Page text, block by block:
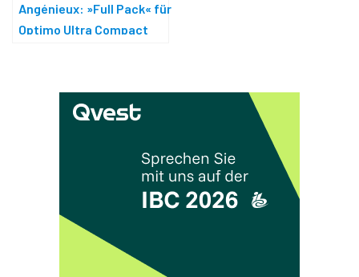
Angénieux: »Full Pack« für
Optimo Ultra Compact